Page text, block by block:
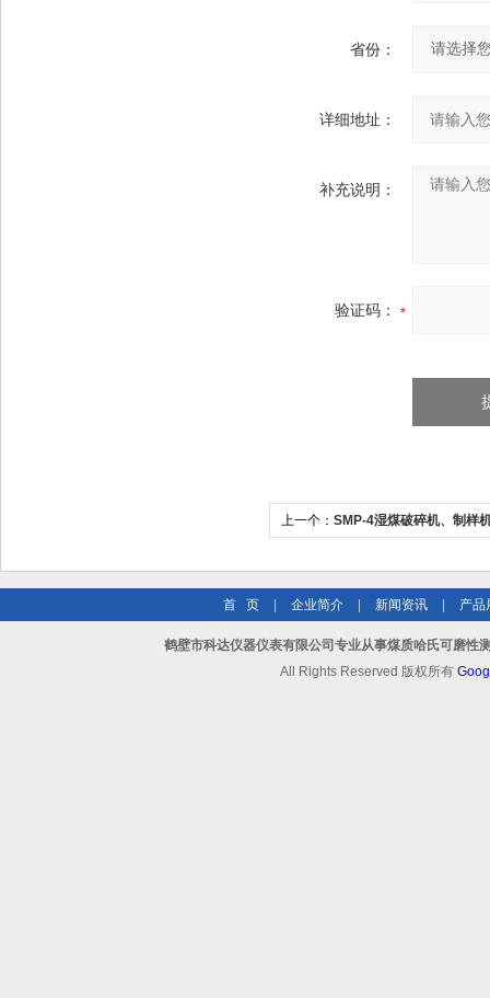
省份：
详细地址：
补充说明：
验证码：
上一个： SMP-4湿煤破碎机、制样
首 页 企业简介 新闻资讯 产品
鹤壁市科达仪器仪表有限公司专业从事煤质哈氏可磨性
All Rights Reserved 版权所有